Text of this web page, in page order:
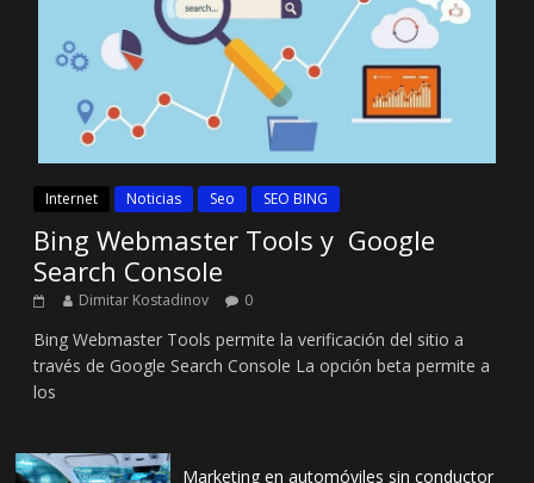
Internet Noticias Seo SEO BING
Bing Webmaster Tools y Google
Search Console
Dimitar Kostadinov 0
Bing Webmaster Tools permite la verificación del sitio a
través de Google Search Console La opción beta permite a
los
Marketing en automóviles sin conductor